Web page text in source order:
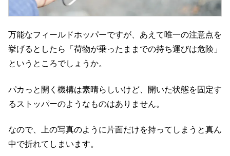
万能なフィールドホッパーですが、あえて唯一の注意点を
挙げるとしたら「荷物が乗ったままでの持ち運びは危険」
というところでしょうか。
パカっと開く機構は素晴らしいけど、開いた状態を固定す
るストッパーのようなものはありません。
なので、上の写真のように片面だけを持ってしまうと真ん
中で折れてしまいます。